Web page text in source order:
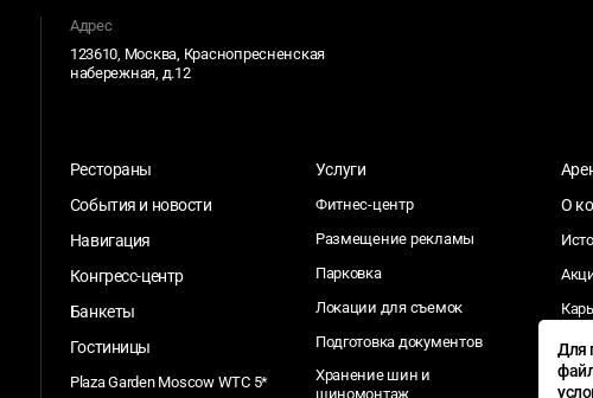
Адрес
123610, Москва, Краснопресненская
набережная, д.12
Рестораны
События и новости
Навигация
Конгресс-центр
Банкеты
Гостиницы
Plaza Garden Moscow WTC 5*
Услуги
Фитнес-центр
Размещение рекламы
Парковка
Локации для съемок
Подготовка документов
Хранение шин и
шиномонтаж
О
Для